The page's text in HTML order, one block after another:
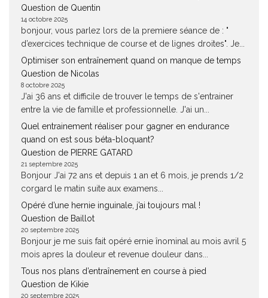
Question de Quentin
14 octobre 2025
bonjour, vous parlez lors de la premiere séance de : "
d’exercices technique de course et de lignes droites". Je...
Optimiser son entraînement quand on manque de temps
Question de Nicolas
8 octobre 2025
J'ai 36 ans et difficile de trouver le temps de s'entrainer
entre la vie de famille et professionnelle. J'ai un...
Quel entrainement réaliser pour gagner en endurance
quand on est sous béta-bloquant?
Question de PIERRE GATARD
21 septembre 2025
Bonjour J'ai 72 ans et depuis 1 an et 6 mois, je prends 1/2
corgard le matin suite aux examens...
Opéré d’une hernie inguinale, j’ai toujours mal !
Question de Baillot
20 septembre 2025
Bonjour je me suis fait opéré ernie înominal au mois avril 5
mois apres la douleur et revenue douleur dans...
Tous nos plans d’entraînement en course à pied
Question de Kikie
20 septembre 2025